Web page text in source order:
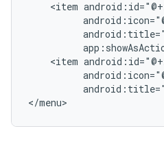
<item
<item
</menu>